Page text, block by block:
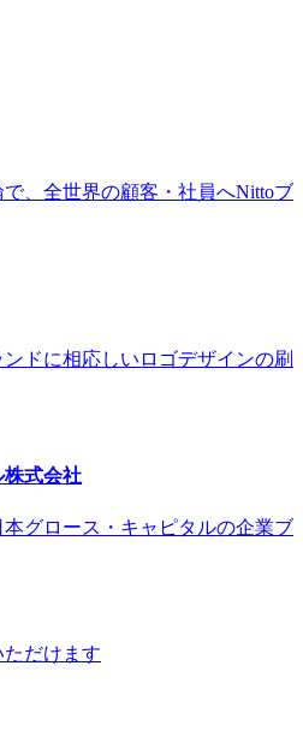
、全世界の顧客・社員へNittoブ
ドに相応しいロゴデザインの刷
株式会社
グロース・キャピタルの企業ブ
だけます